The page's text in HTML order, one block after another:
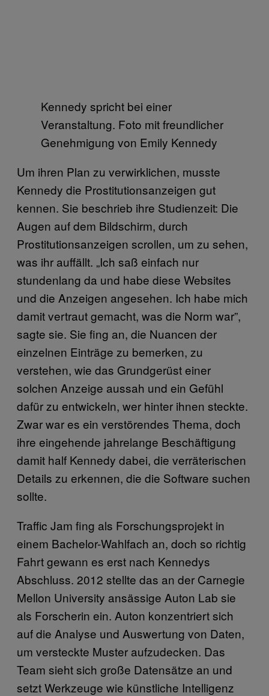
Kennedy spricht bei einer
Veranstaltung. Foto mit freundlicher
Genehmigung von Emily Kennedy
Um ihren Plan zu verwirklichen, musste
Kennedy die Prostitutionsanzeigen gut
kennen. Sie beschrieb ihre Studienzeit: Die
Augen auf dem Bildschirm, durch
Prostitutionsanzeigen scrollen, um zu sehen,
was ihr auffällt. „Ich saß einfach nur
stundenlang da und habe diese Websites
und die Anzeigen angesehen. Ich habe mich
damit vertraut gemacht, was die Norm war”,
sagte sie. Sie fing an, die Nuancen der
einzelnen Einträge zu bemerken, zu
verstehen, wie das Grundgerüst einer
solchen Anzeige aussah und ein Gefühl
dafür zu entwickeln, wer hinter ihnen steckte.
Zwar war es ein verstörendes Thema, doch
ihre eingehende jahrelange Beschäftigung
damit half Kennedy dabei, die verräterischen
Details zu erkennen, die die Software suchen
sollte.
Traffic Jam fing als Forschungsprojekt in
einem Bachelor-Wahlfach an, doch so richtig
Fahrt gewann es erst nach Kennedys
Abschluss. 2012 stellte das an der Carnegie
Mellon University ansässige Auton Lab sie
als Forscherin ein. Auton konzentriert sich
auf die Analyse und Auswertung von Daten,
um versteckte Muster aufzudecken. Das
Team sieht sich große Datensätze an und
setzt Werkzeuge wie künstliche Intelligenz